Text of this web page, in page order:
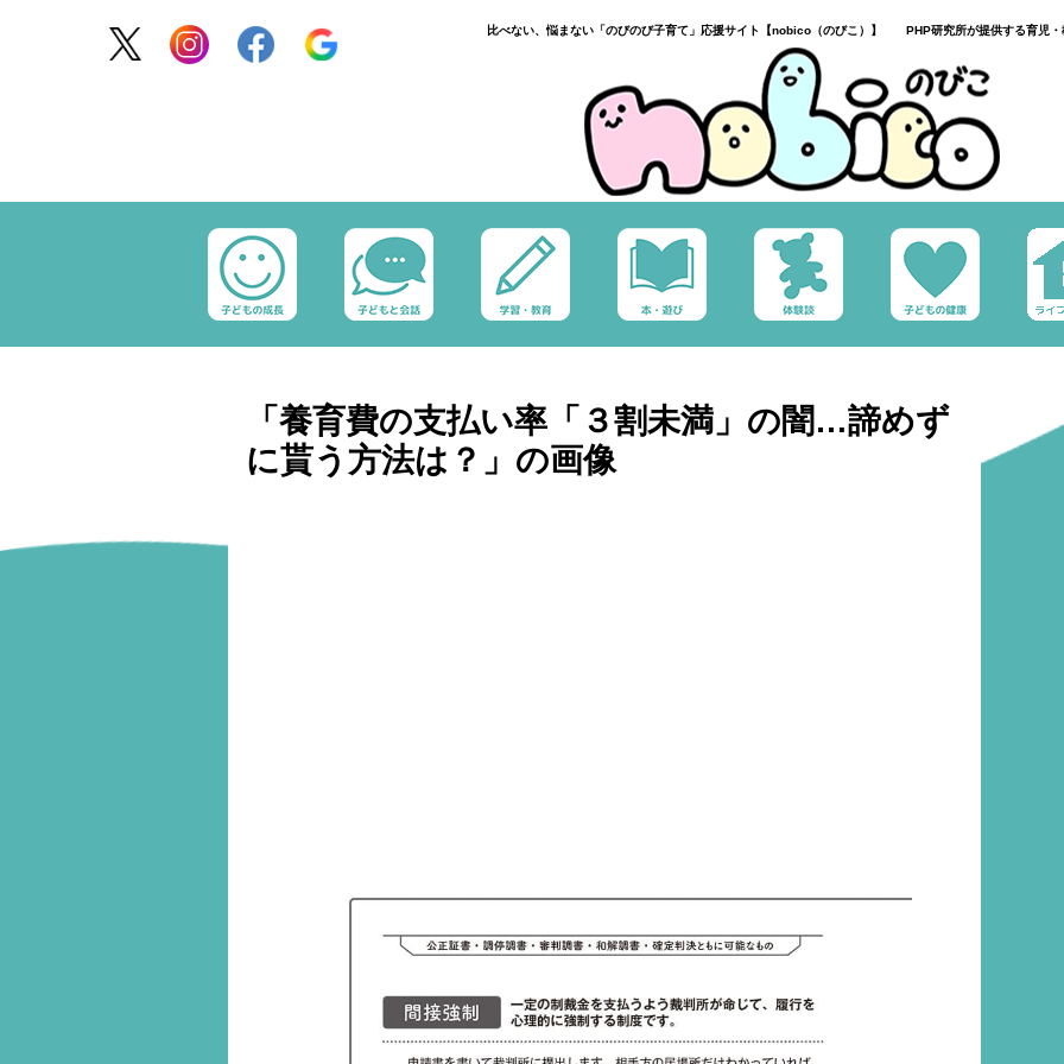
比べない、悩まない「のびのび子育て」応援サイト【nobico（のびこ）】 PHP研究所が提供する育児・
「養育費の支払い率「３割未満」の闇…諦めず
に貰う方法は？」の画像